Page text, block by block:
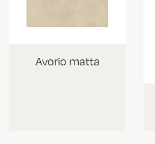
Avorio matta